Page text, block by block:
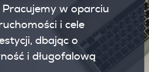
w oparciu
i cele
dbając o
i długofalową